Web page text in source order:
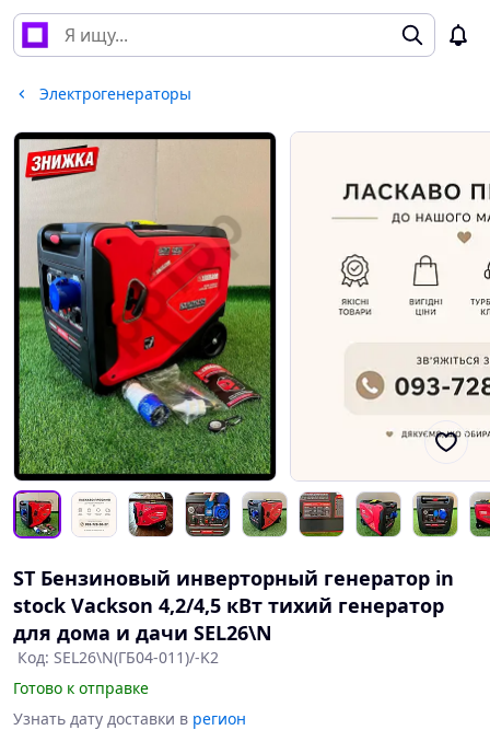
Электрогенераторы
ST Бензиновый инверторный генератор in
stock Vackson 4,2/4,5 кВт тихий генератор
для дома и дачи SEL26\N
Код: SEL26\N(ГБ04-011)/-K2
Готово к отправке
Узнать дату доставки в регион